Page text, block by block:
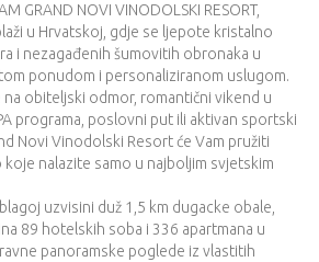
GRAND NOVI VINODOLSKI RESORT,
u Hrvatskoj, gdje se ljepote kristalno
i nezagađenih šumovitih obronaka u
ponudom i personaliziranom uslugom.
obiteljski odmor, romantični vikend u
programa, poslovni put ili aktivan sportski
Novi Vinodolski Resort će Vam pružiti
nalazite samo u najboljim svjetskim
uzvisini duž 1,5 km dugacke obale,
89 hotelskih soba i 336 apartmana u
panoramske poglede iz vlastitih